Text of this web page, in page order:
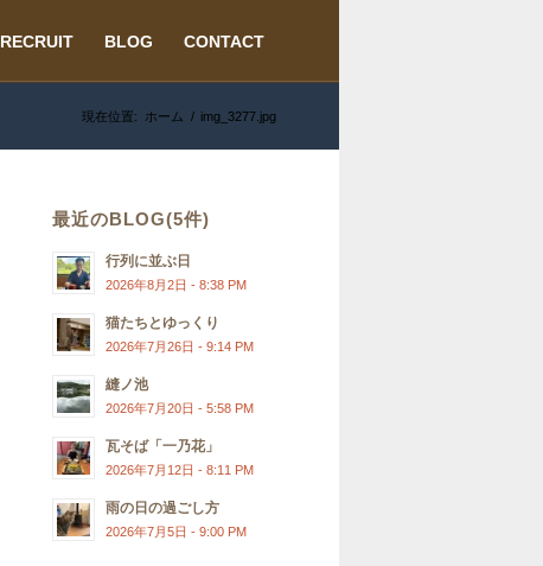
RECRUIT BLOG CONTACT
現在位置: ホーム / img_3277.jpg
最近のBLOG(5件)
行列に並ぶ日
2026年8月2日 - 8:38 PM
猫たちとゆっくり
2026年7月26日 - 9:14 PM
縫ノ池
2026年7月20日 - 5:58 PM
瓦そば「一乃花」
2026年7月12日 - 8:11 PM
雨の日の過ごし方
2026年7月5日 - 9:00 PM